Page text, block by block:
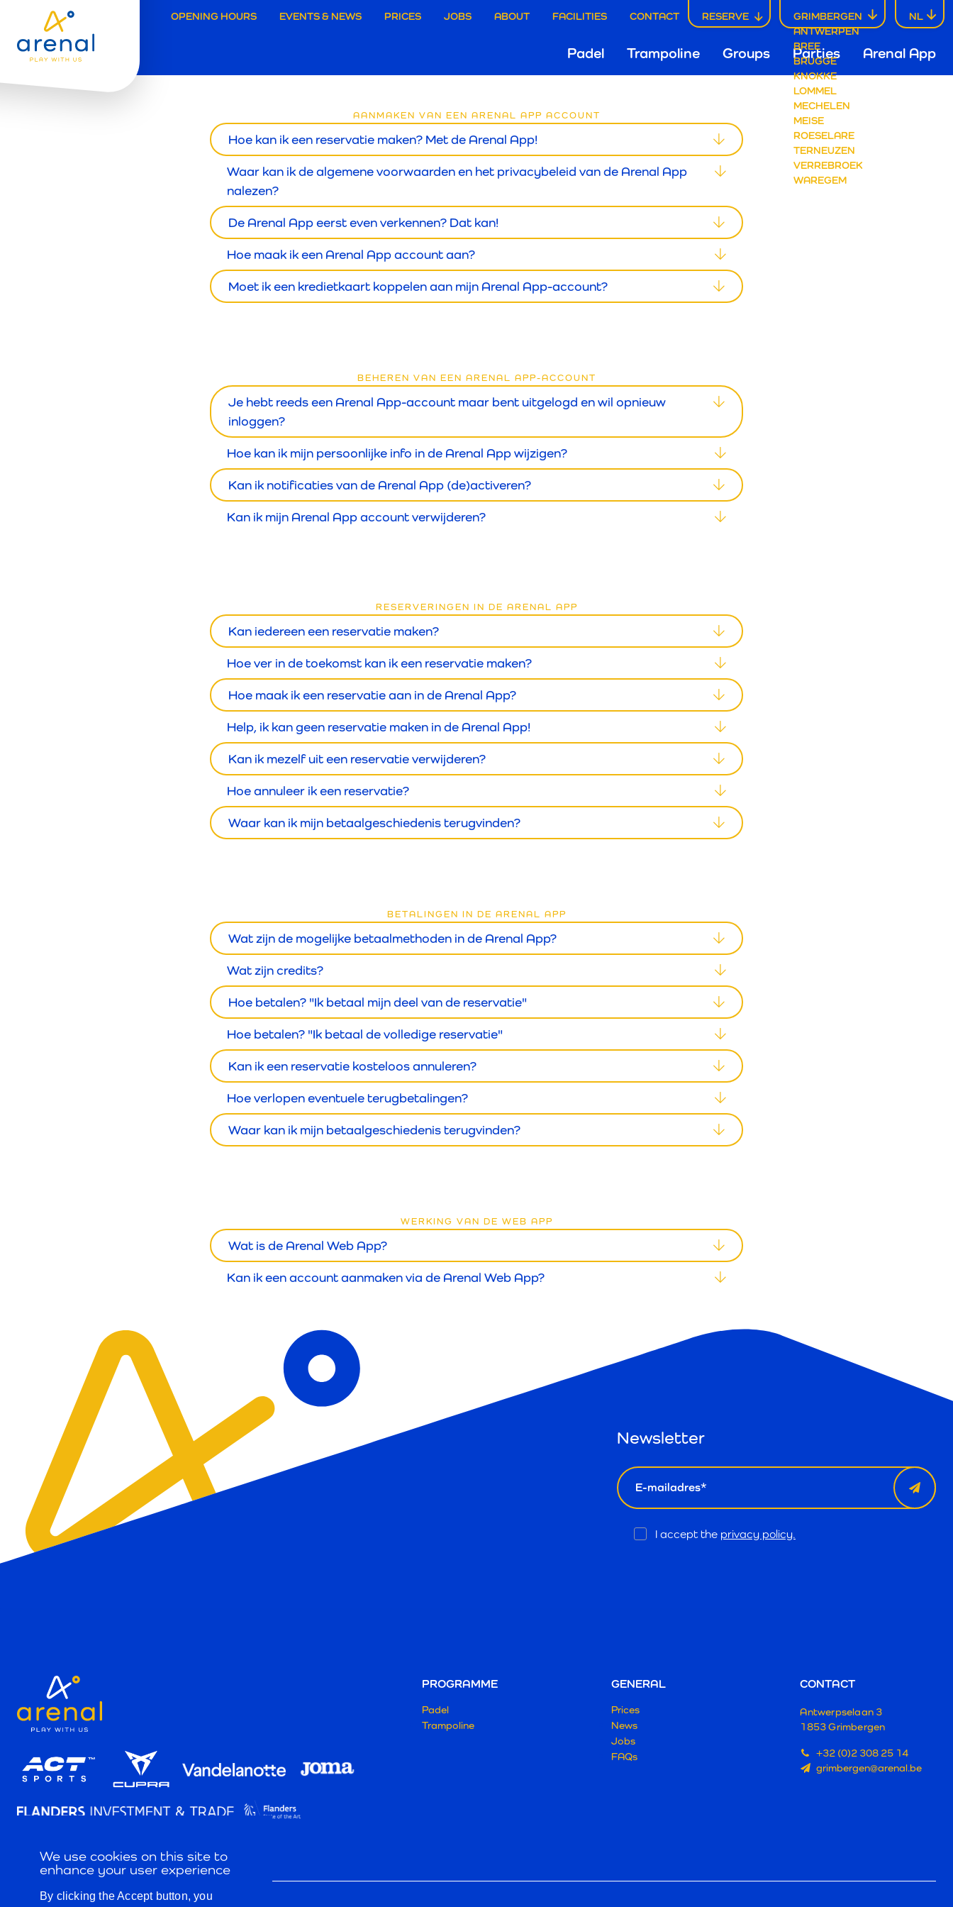
We use cookies on this site to
enhance your user experience
By clicking the Accept button, you
Secundaire
navigatie
Grimbergen
OPENING HOURS EVENTS & NEWS PRICES JOBS ABOUT FACILITIES CONTACT
RESERVE
ANTWERPEN
BREE
BRUGGE
GRIMBERGEN
KNOKKE
LOMMEL
MECHELEN
MEISE
ROESELARE
TERNEUZEN
VERREBROEK
WAREGEM
NL
Hoofdnavigatie
Grimbergen
Padel Trampoline Groups Parties Arenal App
FAQ'S
ARENAL
APP
AANMAKEN VAN EEN ARENAL APP ACCOUNT
Hoe kan ik een reservatie maken? Met de Arenal App!
Waar kan ik de algemene voorwaarden en het privacybeleid van de Arenal App
nalezen?
De Arenal App eerst even verkennen? Dat kan!
Hoe maak ik een Arenal App account aan?
Moet ik een kredietkaart koppelen aan mijn Arenal App-account?
BEHEREN VAN EEN ARENAL APP-ACCOUNT
Je hebt reeds een Arenal App-account maar bent uitgelogd en wil opnieuw
inloggen?
Hoe kan ik mijn persoonlijke info in de Arenal App wijzigen?
Kan ik notificaties van de Arenal App (de)activeren?
Kan ik mijn Arenal App account verwijderen?
RESERVERINGEN IN DE ARENAL APP
Kan iedereen een reservatie maken?
Hoe ver in de toekomst kan ik een reservatie maken?
Hoe maak ik een reservatie aan in de Arenal App?
Help, ik kan geen reservatie maken in de Arenal App!
Kan ik mezelf uit een reservatie verwijderen?
Hoe annuleer ik een reservatie?
Waar kan ik mijn betaalgeschiedenis terugvinden?
BETALINGEN IN DE ARENAL APP
Wat zijn de mogelijke betaalmethoden in de Arenal App?
Wat zijn credits?
Hoe betalen? "Ik betaal mijn deel van de reservatie"
Hoe betalen? "Ik betaal de volledige reservatie"
Kan ik een reservatie kosteloos annuleren?
Hoe verlopen eventuele terugbetalingen?
Waar kan ik mijn betaalgeschiedenis terugvinden?
WERKING VAN DE WEB APP
Wat is de Arenal Web App?
Kan ik een account aanmaken via de Arenal Web App?
Newsletter
email
Opt
I accept the privacy policy.
PROGRAMME
Padel
Trampoline
GENERAL
Prices
News
Jobs
FAQs
CONTACT
Antwerpselaan 3
1853 Grimbergen
+32 (0)2 308 25 14
grimbergen@arenal.be